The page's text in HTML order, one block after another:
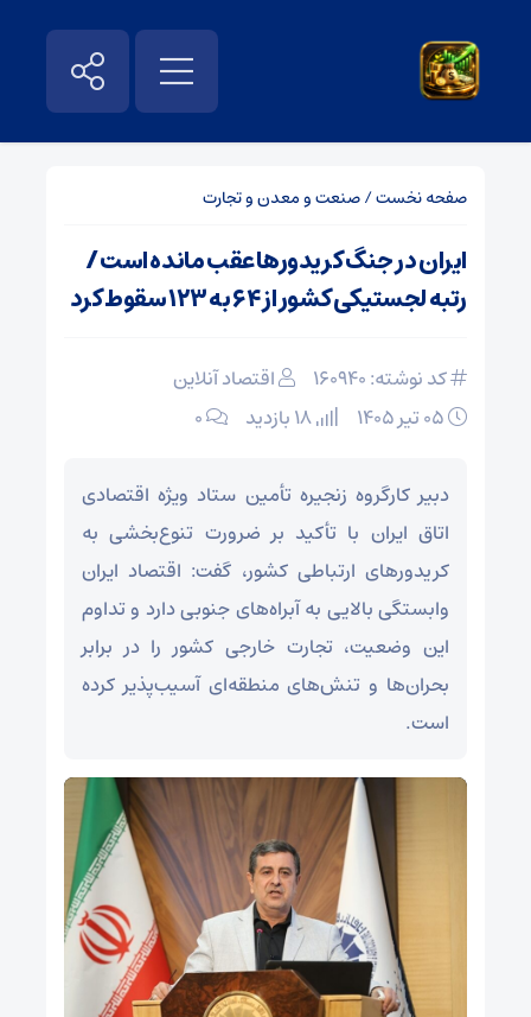
صفحه نخست/صنعت و معدن و تجارت
ایران در جنگ کریدور‌ها عقب مانده است /
رتبه لجستیکی کشور از ۶۴ به ۱۲۳ سقوط کرد
کد نوشته: 160940
اقتصاد آنلاین
۰
دبیر کارگروه زنجیره تأمین ستاد ویژه اقتصادی
اتاق ایران با تأکید بر ضرورت تنوع‌بخشی به
کریدور‌های ارتباطی کشور، گفت: اقتصاد ایران
وابستگی بالایی به آبراه‌های جنوبی دارد و تداوم
این وضعیت، تجارت خارجی کشور را در برابر
بحران‌ها و تنش‌های منطقه‌ای آسیب‌پذیر کرده
است.